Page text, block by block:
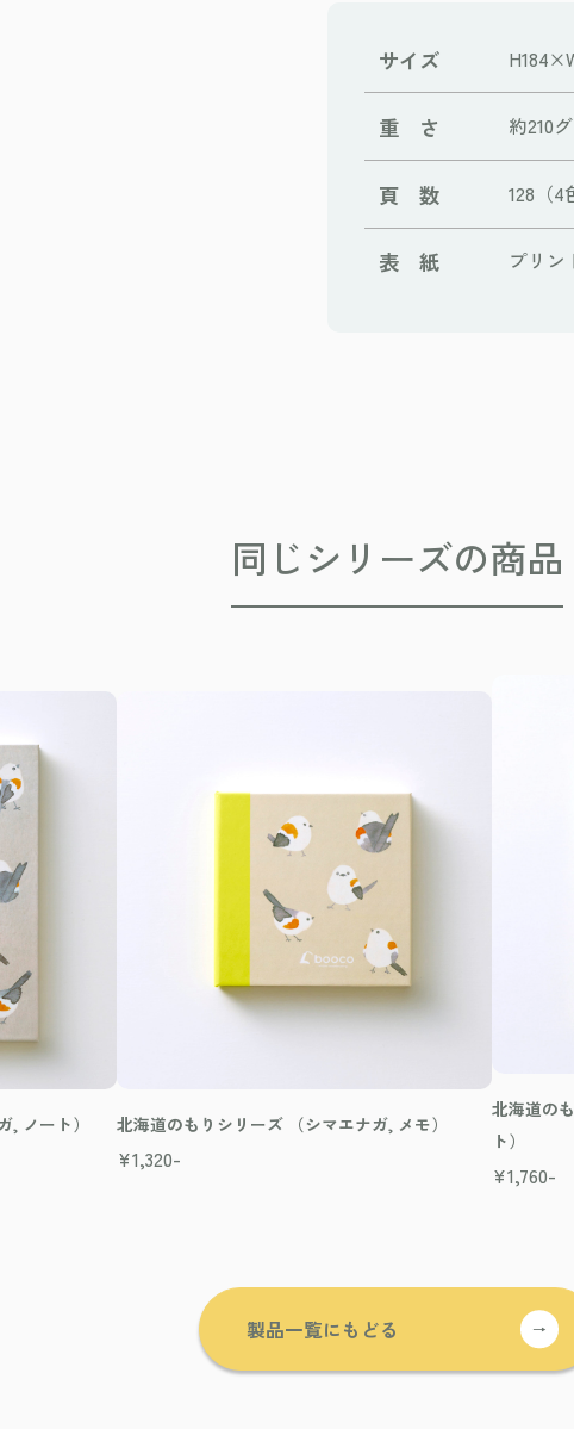
サイズ
重 さ 約210
頁 数 128（4
表 紙 プリン
同じシリーズの商品
ノート） 北海道のもりシリーズ （シマエナガ, メモ）
¥1,320-
北海道の
ト）
¥1,760-
製品一覧にもどる →